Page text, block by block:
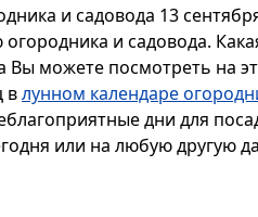
и садовода 13
и садовода.
Вы можете посмотреть на
влунном календаре
дни для
или на любую другую